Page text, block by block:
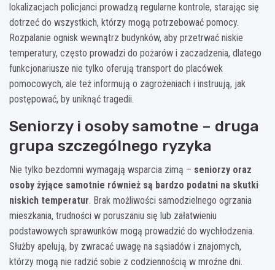
lokalizacjach policjanci prowadzą regularne kontrole, starając się
dotrzeć do wszystkich, którzy mogą potrzebować pomocy.
Rozpalanie ognisk wewnątrz budynków, aby przetrwać niskie
temperatury, często prowadzi do pożarów i zaczadzenia, dlatego
funkcjonariusze nie tylko oferują transport do placówek
pomocowych, ale też informują o zagrożeniach i instruują, jak
postępować, by uniknąć tragedii.
Seniorzy i osoby samotne – druga
grupa szczególnego ryzyka
Nie tylko bezdomni wymagają wsparcia zimą – seniorzy oraz
osoby żyjące samotnie również są bardzo podatni na skutki
niskich temperatur. Brak możliwości samodzielnego ogrzania
mieszkania, trudności w poruszaniu się lub załatwieniu
podstawowych sprawunków mogą prowadzić do wychłodzenia.
Służby apelują, by zwracać uwagę na sąsiadów i znajomych,
którzy mogą nie radzić sobie z codziennością w mroźne dni.